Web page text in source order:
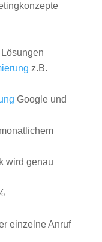
z.B.
Google und
wird genau
einzelne Anruf